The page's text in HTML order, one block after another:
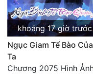
khoảng 17 giờ trước
Ngục Giam Tế Bào Của
Ta